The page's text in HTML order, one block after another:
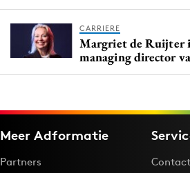
CARRIERE
Margriet de Ruijter
managing director
Meer Adformatie
Partners
Contact